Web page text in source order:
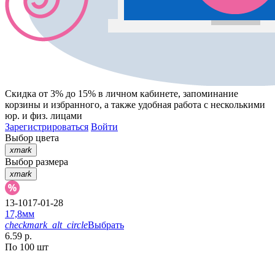
Скидка от 3% до 15% в личном кабинете, запоминание
корзины и избранного, а также удобная работа с несколькими
юр. и физ. лицами
Зарегистрироваться Войти
Выбор цвета
xmark
Выбор размера
xmark
13-1017-01-28
17,8мм
checkmark_alt_circleВыбрать
6.59 р.
По 100 шт